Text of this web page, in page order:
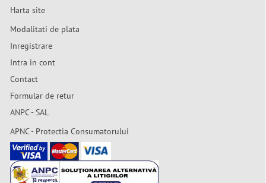
Harta site
Modalitati de plata
Inregistrare
Intra in cont
Contact
Formular de retur
ANPC - SAL
APNC - Protectia Consumatorului